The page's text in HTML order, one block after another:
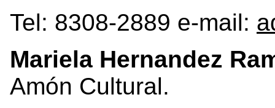
Tel: 8308-2889 e-mail:
Mariela Hernandez
Amón Cultural.